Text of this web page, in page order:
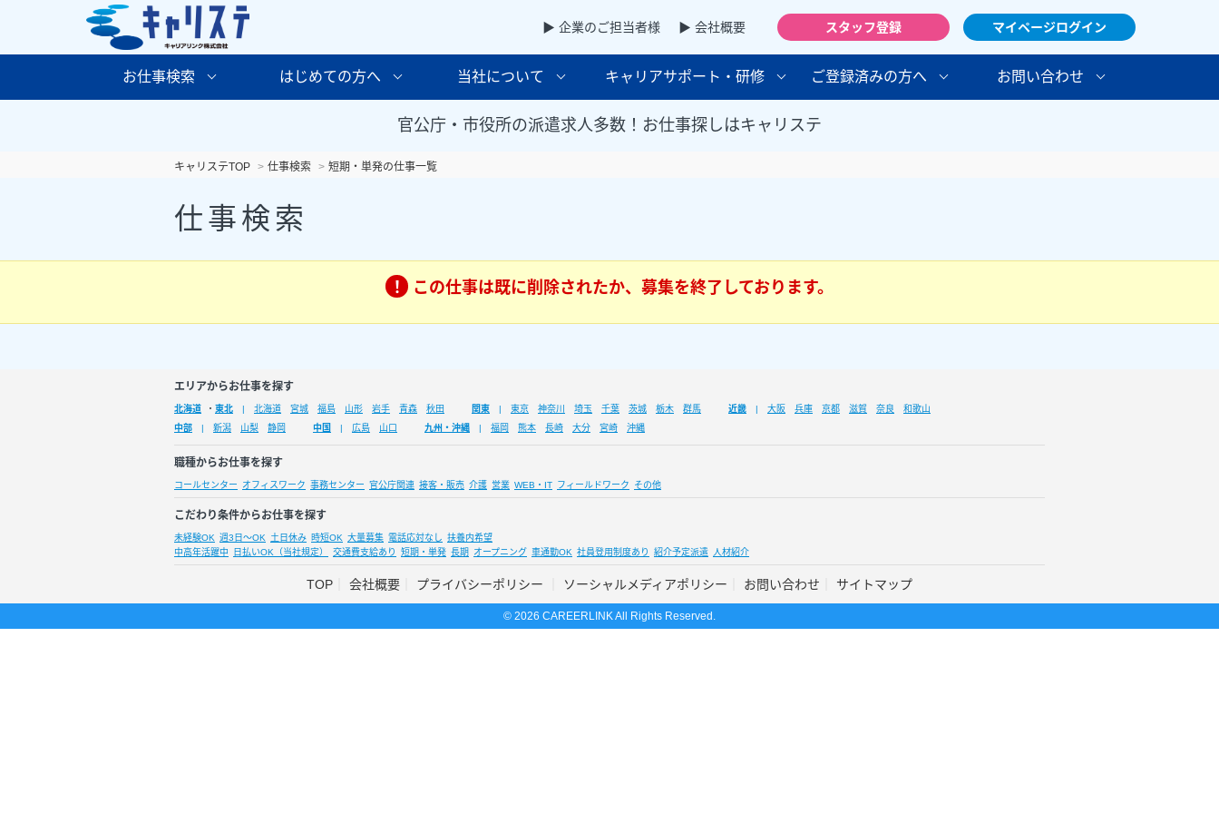
▶ 企業のご担当者様 ▶ 会社概要 スタッフ登録 マイページログイン
お仕事検索 はじめての方へ 当社について キャリアサポート・研修 ご登録済みの方へ お問い合わせ
官公庁・市役所の派遣求人多数！お仕事探しはキャリステ
キャリステTOP 仕事検索 短期・単発の仕事一覧
仕事検索
この仕事は既に削除されたか、募集を終了しております。
エリアからお仕事を探す
北海道 ・ 東北 北海道 宮城 福島 山形 岩手 青森 秋田 関東 東京 神奈川 埼玉 千葉 茨城 栃木 群馬 近畿 大阪 兵庫 京都 滋賀 奈良
和歌山
中部
新潟 山梨 静岡 中国 広島 山口 九州・沖縄 福岡 熊本 長崎 大分 宮崎 沖縄
職種からお仕事を探す
コールセンター オフィスワーク 事務センター 官公庁関連 接客・販売 介護 営業 WEB・IT フィールドワーク その他
こだわり条件からお仕事を探す
未経験OK 週3日～OK 土日休み 時短OK 大量募集 電話応対なし 扶養内希望
中高年活躍中
日払いOK（当社規定） 交通費支給あり 短期・単発 長期 オープニング 車通勤OK 社員登用制度あり 紹介予定派遣 人材紹介
TOP 会社概要 プライバシーポリシー ソーシャルメディアポリシー お問い合わせ サイトマップ
© 2026 CAREERLINK All Rights Reserved.